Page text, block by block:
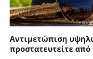
Αντιμετώπιση
προστατευτείτε